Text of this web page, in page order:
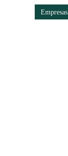
Empresas